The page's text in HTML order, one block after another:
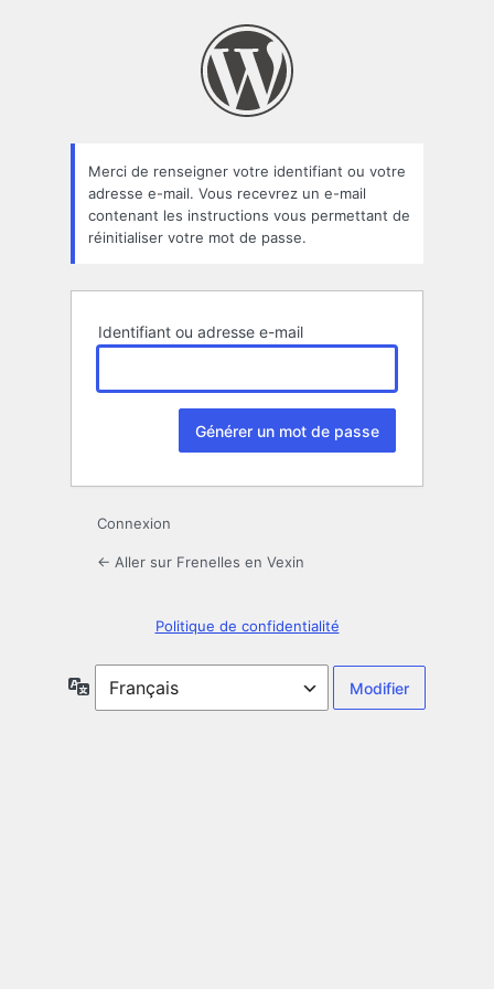
oublié
Merci de renseigner votre identifiant ou votre
adresse e-mail. Vous recevrez un e-mail
contenant les instructions vous permettant de
réinitialiser votre mot de passe.
Identifiant ou adresse e-mail
Connexion
← Aller sur Frenelles en Vexin
Politique de confidentialité
Langue